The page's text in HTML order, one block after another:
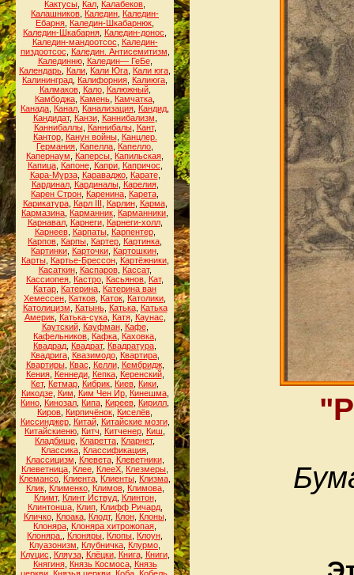
Кактусы Кал Калабеков
Калашников Каледин Каледин-
Ебарня Каледин-Шкабарнюк
Каледин-Шкабарня Каледин-донос
Каледин-мандоотсос
Каледин-
пиздоотсос
Каледин. Антисемитизм
Калединню, Каледин— ГеБе,
Календарь Кали Кали Юга Кали юга
Калининград Калифорния Калиюга
Калмаков, Кало, Калюжный,
Камбоджа Камень Камчатка
Канада Канал Канализация Кандид
Кандидат, Канзи, Каннибализм
Каннибаллы, Каннибалы, Кант,
Кантор, Канун войны, Канцлер.
Германия Капелла Капелло
Капернаум
Каперсы Капильская
Капица, Капоне, Капри, Капричос
Кара-Мурза, Караваджо, Карате,
Кардинал, Кардиналы, Карелия,
Карен Строн Каренина Карета
Карикатура, Карл III Карлин, Карма,
Кармазина Карманник Карманники
Карнавал, Карнеги, Карнеги-холл,
Карнеев, Карпаты, Карпентер,
Карпов Карпы Картер Картинка
Картинки Карточки Картошкин
Карты, Картье-Брессон, Картёжники,
Касаткин, Каспаров, Кассат,
Кассиопея Кастро Касьянов Кат,
Катар Катерина Катерина ван
Хемессен Катков Каток Католики
Католицизм
Катынь, Катька, Катька
Америк, Катька-сука, Катя, Каунас
Каутский, Кауфман, Кафе,
Кафельников Кафка Каховка
Квадрад Квадрат, Квадратура
Квадрига, Квазимодо, Квартира,
Квартиры, Квас Келли, Кембридж,
Кения, Кеннеди, Кепка, Керенский,
Кет, Кетмар Кибрик Киев Кики
Кикодзе, Ким Ким Чен Ир, Кинешма,
Кино Кинозал Кипа Киреев Кирилл
Киров Кирпичёнок Киселёв
Киссинджер, Китай, Китайские мозги,
Китайскиеню Китч Китченер Киш
Кладбище Кларетта Кларнет,
Классика Классификация
Классицизм
Клевета, Клеветники,
Клеветница Клее КлееХ Клезмеры
Клемансо Клиента Клиенты Клизма
Клик, Клименко, Климов, Климова,
Климт, Клинт Иствуд, Клинтон,
Клинтонша, Клип, Клифф Ричард,
Кличко, Клоака, Клодт, Клон, Клоны,
Клоняра Клоняра хитрожопая
Клоняра.
Клоняры Клопы Клоун
Клуазонизм
Клубничка Клурмо
Клуцис
Кляуза, Клёцки, Книга, Книги,
Княгиня, Князь Космоса, Князь